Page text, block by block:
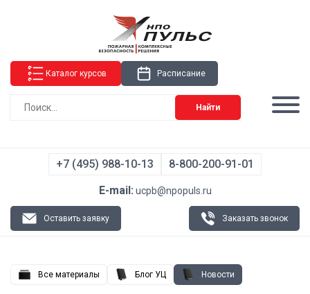
Каталог курсов Расписание
Найти
+7 (495) 988-10-13
8-800-200-91-01
E-mail: ucpb@npopuls.ru
Оставить заявку Заказать звонок
Все материалы Блог УЦ Новости